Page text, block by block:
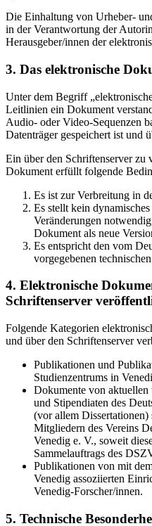
Die Einhaltung von Urheber-
in der Verantwortung der
Herausgeber/innen der
3. Das elektronische
Unter dem Begriff
Leitlinien ein Dokument
Audio- oder Video-Sequenzen
Datenträger gespeichert ist und
Ein über den Schriftenserver zu
Dokument erfüllt folgende
Es ist zur Verbreitung in
Es stellt kein
Veränderungen
Dokument als neue
Es entspricht den vom
vorgegebenen
4. Elektronische
Schriftenserver
Folgende Kategorien
und über den Schriftenserver
Publikationen und
Studienzentrums in
Dokumente von aktuellen
und Stipendiaten des
(vor allem
Mitgliedern des Vereins
Venedig e. V., soweit
Sammelauftrags des
Publikationen von mit
Venedig assoziierten
Venedig-Forscher/innen.
5. Technische